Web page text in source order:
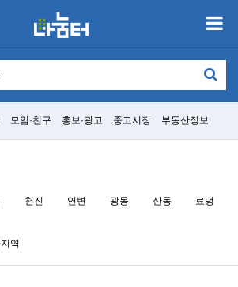
모임·친구 홍보·광고 중고시장 부동산정보
천진 연변 광동 산동 료녕
역